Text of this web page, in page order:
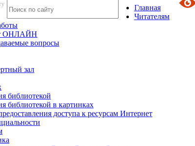
Главная
Читателям
ОНЛАЙН
вопросы
зал
библиотекой
библиотекой в картинках
доступа к ресурсам Интернет